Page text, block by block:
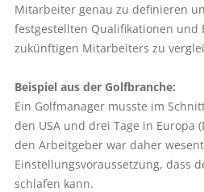
Mitarbeiter genau zu definieren
festgestellten Qualifikationen und
zukünftigen Mitarbeiters zu
Beispiel aus der Golfbranche:
Ein Golfmanager musste im
den USA und drei Tage in Europa
den Arbeitgeber war daher
Einstellungsvoraussetzung, dass
schlafen kann.